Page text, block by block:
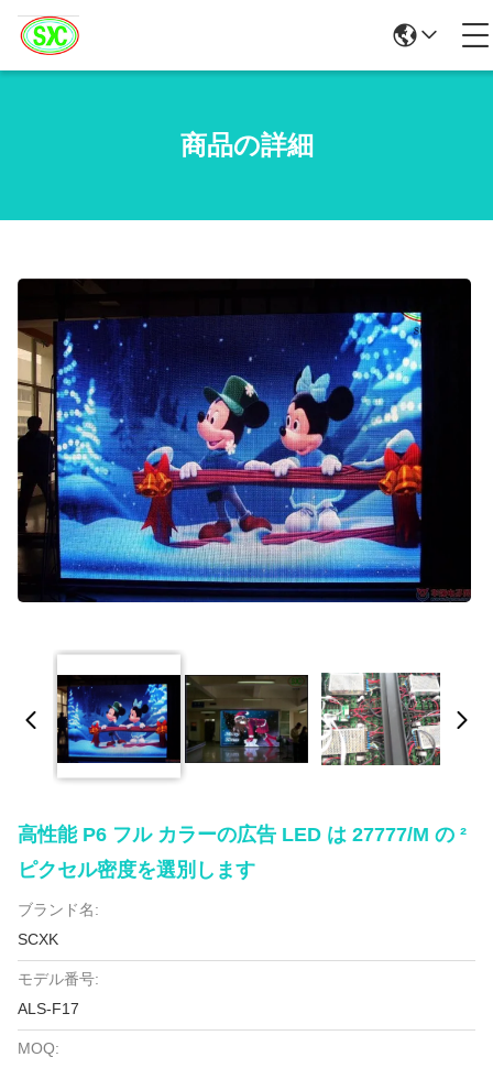
商品の詳細
高性能 P6 フル カラーの広告 LED は 27777/m の ²
ピクセル密度を選別します
ブランド名:
SCXK
モデル番号:
ALS-F17
MOQ: